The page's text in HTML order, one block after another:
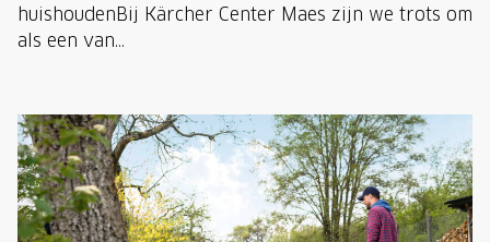
huishoudenBij Kärcher Center Maes zijn we trots om
als een van...